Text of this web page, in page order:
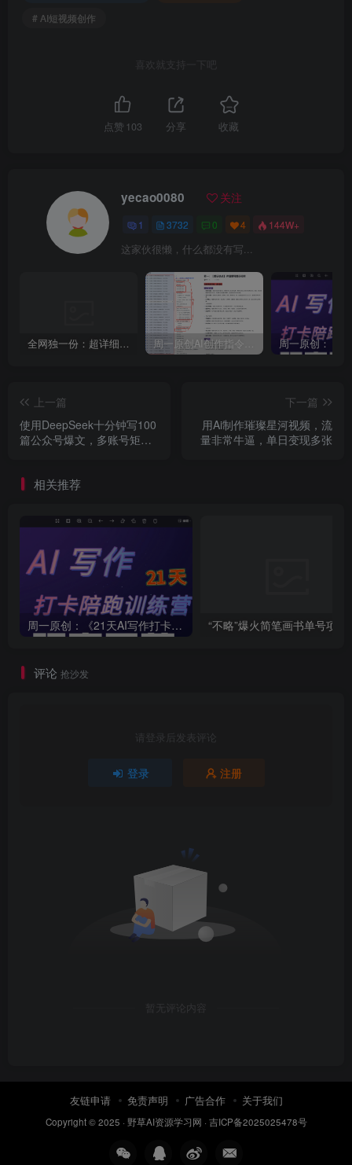
# AI短视频创作
喜欢就支持一下吧
点赞 103 分享 收藏
yecao0080 关注
1 3732 0 4 144W+
这家伙很懒，什么都没有写...
全网独一份：超详细的40+个自媒体赛道领域解析手册，让你的内容创作不再局限！ 周一原创AI创作指令词：30+个领域赛道的创作提示词集合
上一篇
使用DeepSeek十分钟写100
篇公众号爆文，多账号矩阵
下一篇
用Ai制作璀璨星河视频，流
量非常牛逼，单日变现多张
相关推荐
周一原创：《21天AI写作打卡陪跑训练营》全部内容讲解！（网站会员免费学习…）
评论 抢沙发
请登录后发表评论
登录 注册
暂无评论内容
友链申请 免责声明 广告合作 关于我们
Copyright © 2025 · 野草AI资源学习网 · 吉ICP备2025025478号